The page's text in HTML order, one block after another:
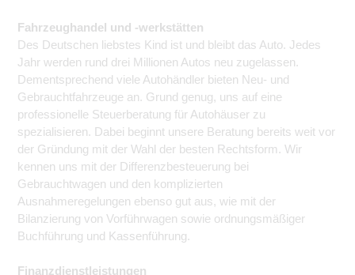
Fahrzeughandel und -werkstätten
Des Deutschen liebstes Kind ist und bleibt das Auto. Jedes
Jahr werden rund drei Millionen Autos neu zugelassen.
Dementsprechend viele Autohändler bieten Neu- und
Gebrauchtfahrzeuge an. Grund genug, uns auf eine
professionelle Steuerberatung für Autohäuser zu
spezialisieren. Dabei beginnt unsere Beratung bereits weit vor
der Gründung mit der Wahl der besten Rechtsform. Wir
kennen uns mit der Differenzbesteuerung bei
Gebrauchtwagen und den komplizierten
Ausnahmeregelungen ebenso gut aus, wie mit der
Bilanzierung von Vorführwagen sowie ordnungsmäßiger
Buchführung und Kassenführung.
Finanzdienstleistungen